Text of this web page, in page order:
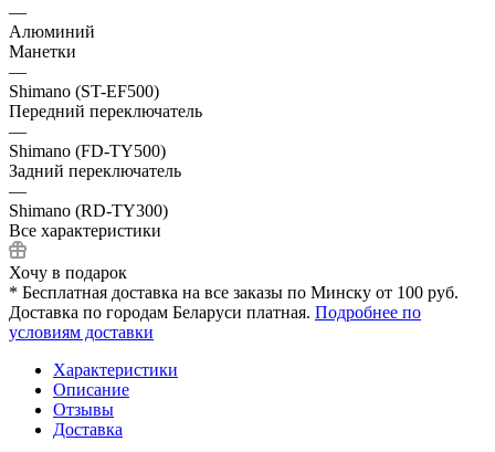
—
Алюминий
Манетки
—
Shimano (ST-EF500)
Передний переключатель
—
Shimano (FD-TY500)
Задний переключатель
—
Shimano (RD-TY300)
Все характеристики
Хочу в подарок
* Бесплатная доставка на все заказы по Минску от 100 руб.
Доставка по городам Беларуси платная. Подробнее по
условиям доставки
Характеристики
Описание
Отзывы
Доставка